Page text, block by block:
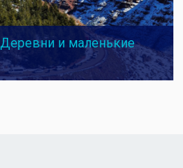
Деревни и маленькие